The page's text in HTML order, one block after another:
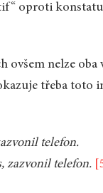
oproti
ovšem nelze oba
třeba toto
telefon.
zazvonil telefon.